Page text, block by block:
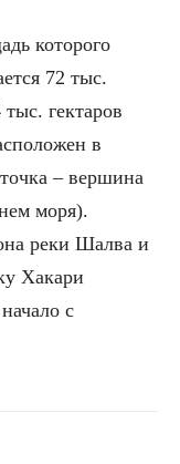
которого
72 тыс.
гектаров
в
– вершина
моря).
реки Шалва и
Хакари
с